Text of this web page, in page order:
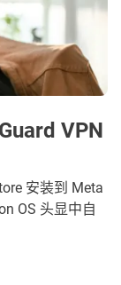
VPN
安装到 Meta
OS 头显中自